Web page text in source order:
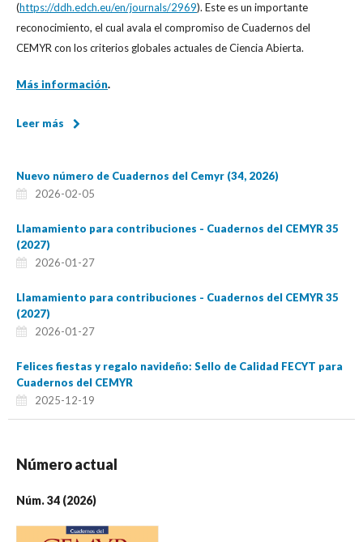
(https://ddh.edch.eu/en/journals/2969). Este es un importante
reconocimiento, el cual avala el compromiso de Cuadernos del
CEMYR con los criterios globales actuales de Ciencia Abierta.
Más información.
Leer más
Nuevo número de Cuadernos del Cemyr (34, 2026)
2026-02-05
Llamamiento para contribuciones - Cuadernos del CEMYR 35
(2027)
2026-01-27
Llamamiento para contribuciones - Cuadernos del CEMYR 35
(2027)
2026-01-27
Felices fiestas y regalo navideño: Sello de Calidad FECYT para
Cuadernos del CEMYR
2025-12-19
Número actual
Núm. 34 (2026)